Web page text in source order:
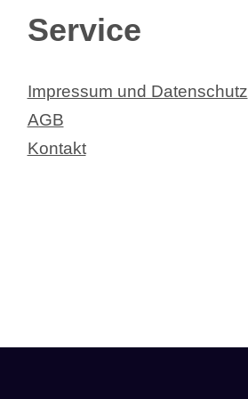
Service
Impressum und Datenschutz
AGB
Kontakt